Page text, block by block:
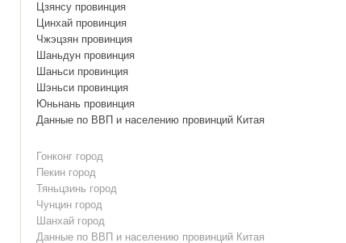
Цзянсу провинция
Цинхай провинция
Чжэцзян провинция
Шаньдун провинция
Шаньси провинция
Шэньси провинция
Юньнань провинция
Данные по ВВП и населению провинций Китая
Гонконг город
Пекин город
Тяньцзинь город
Чунцин город
Шанхай город
Данные по ВВП и населению провинций Китая